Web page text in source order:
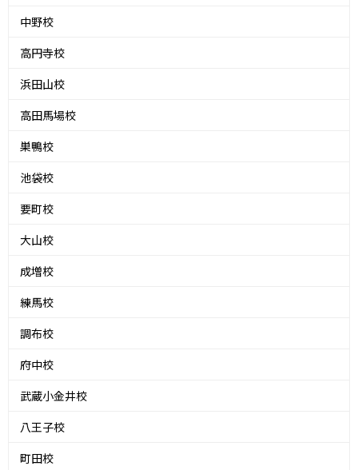
中野校
高円寺校
浜田山校
高田馬場校
巣鴨校
池袋校
要町校
大山校
成増校
練馬校
調布校
府中校
武蔵小金井校
八王子校
町田校